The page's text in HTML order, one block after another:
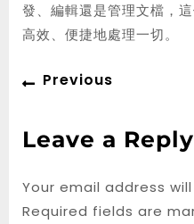
發、編輯還是管理文檔，
高效、便捷地處理一切。
Post
navigation
Previous
Leave a Reply
Your email address
Required fields are